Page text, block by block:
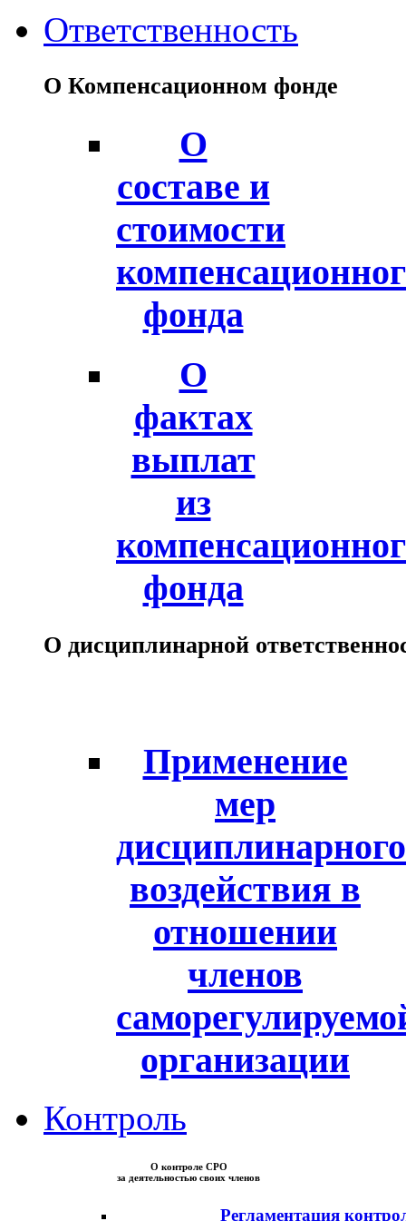
Ответственность
О Компенсационном фонде
О
составе и
стоимости
фонда
О
фактах
выплат
из
фонда
О дисциплинарной
Применение
мер
дисциплинарного
воздействия в
отношении
членов
организации
Контроль
О контроле СРО
за деятельностью своих членов
Регламентация